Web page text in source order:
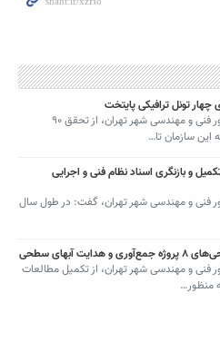
چهار تونل ترافیکی پایتخت
مدیرعامل سازمان مشاور فنی و مهندسی شهر تهران، از تحقق ۹۰
این سازمان تا…
و بازنگری اسناد نظام فنی و اجرایی
فنی و مهندسی شهر تهران، گفت: در طول سال
آبهای سطحی
فنی و مهندسی شهر تهران، از تکمیل مطالعات